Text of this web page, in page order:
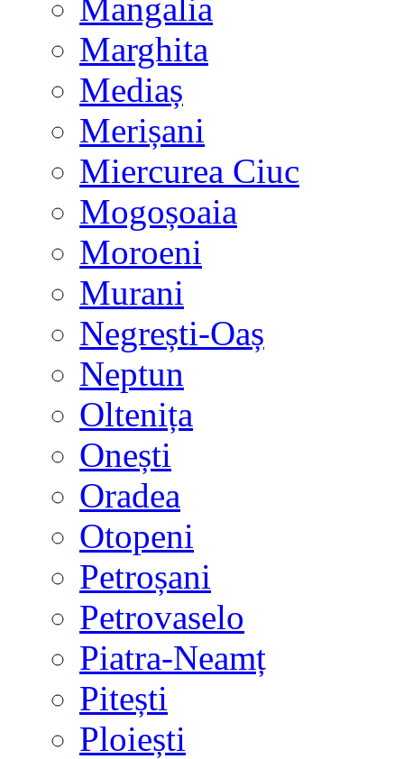
Mangalia
Marghita
Mediaș
Merișani
Miercurea Ciuc
Mogoșoaia
Moroeni
Murani
Negrești-Oaș
Neptun
Oltenița
Onești
Oradea
Otopeni
Petroșani
Petrovaselo
Piatra-Neamț
Pitești
Ploiești